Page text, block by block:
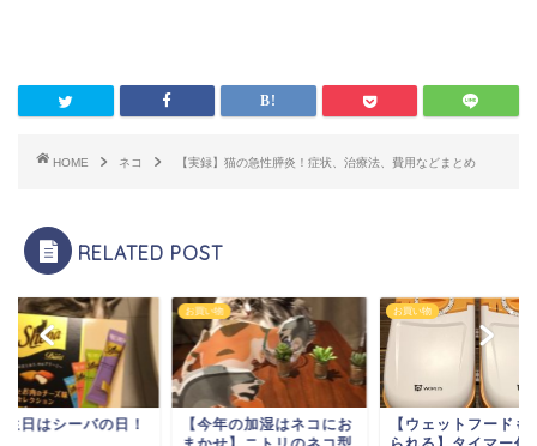
HOME ネコ 【実録】猫の急性膵炎！症状、治療法、費用などまとめ
RELATED POST
年の加湿はネコにお
お買い物
【ウェットフードもあげ
ネコ
お誕生日はシーバの